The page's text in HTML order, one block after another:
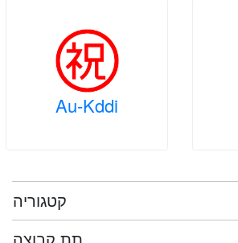
Au-Kddi
קטגוריה